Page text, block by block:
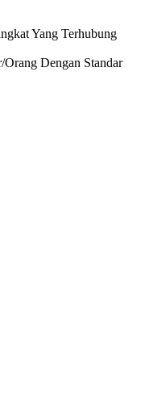
Yang Terhubung
Dengan Standar